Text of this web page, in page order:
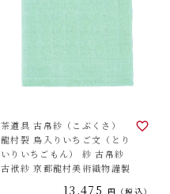
茶道具 古帛紗（こぶくさ）
龍村裂 鳥入りいちご文（とり
いりいちごもん） 紗 古帛紗
古袱紗 京都龍村美術織物謹製
13,475 税込